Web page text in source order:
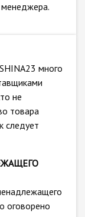
менеджера.
много
не
товара
следует
оговорено